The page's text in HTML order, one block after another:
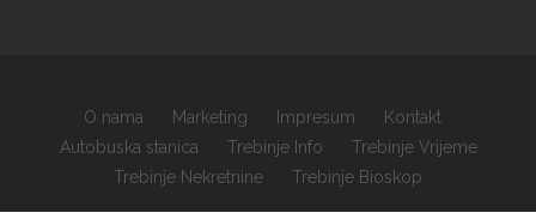
O nama Marketing Impresum
Kontakt
Autobuska stanica
Trebinje Info
Trebinje Vrijeme
Trebinje Nekretnine
Trebinje Bioskop